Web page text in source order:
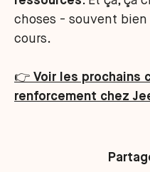
choses - souvent
cours.
👉 Voir les prochains
renforcement chez